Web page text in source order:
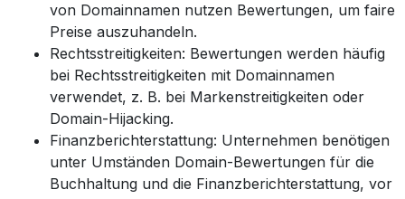
von Domainnamen nutzen Bewertungen, um faire
Preise auszuhandeln.
Rechtsstreitigkeiten: Bewertungen werden häufig
bei Rechtsstreitigkeiten mit Domainnamen
verwendet, z. B. bei Markenstreitigkeiten oder
Domain-Hijacking.
Finanzberichterstattung: Unternehmen benötigen
unter Umständen Domain-Bewertungen für die
Buchhaltung und die Finanzberichterstattung, vor